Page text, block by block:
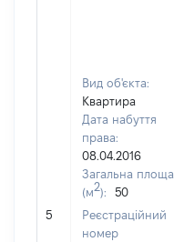
5
Вид об'єкта:
Квартира
Дата набуття
права:
08.04.2016
Загальна площа
(м2):
50
Реєстраційний
номер